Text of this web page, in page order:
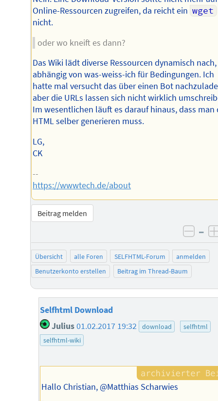
Online-Ressourcen zugreifen, da reicht ein wget
nicht.
oder wo kneift es dann?
Das Wiki lädt diverse Ressourcen dynamisch nach,
abhängig von was-weiss-ich für Bedingungen. Ich
hatte mal versucht das über einen Bot
aber die URLs lassen sich nicht wirklich
Im wesentlichen läuft es darauf hinaus, dass man
HTML selber generieren muss.
LG,
CK
--
https://wwwtech.de/about
Beitrag melden
–
Übersicht alle Foren SELFHTML-Forum
anmelden
Benutzerkonto erstellen
Beitrag im Thread-Baum
Selfhtml Download
Julius01.02.2017 19:32 download
selfhtml
selfhtml-wiki
Hallo Christian, @Matthias Scharwies